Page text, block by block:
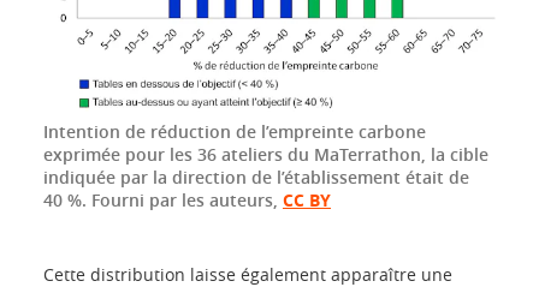
Intention de réduction de l’empreinte carbone
exprimée pour les 36 ateliers du MaTerrathon, la cible
indiquée par la direction de l’établissement était de
40 %. Fourni par les auteurs CC BY
Cette distribution laisse également apparaître une